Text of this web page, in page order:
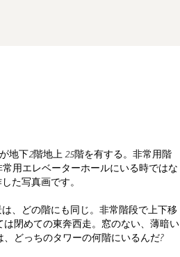
地下2階地上 25階を有する。非常用階
用エレベーターホールにいる時ではな
た写真画です。
、どの階にも同じ。非常階段で上下移
閉めての東奔西走。窓のない、薄暗い
どっちのタワーの何階にいるんだ?